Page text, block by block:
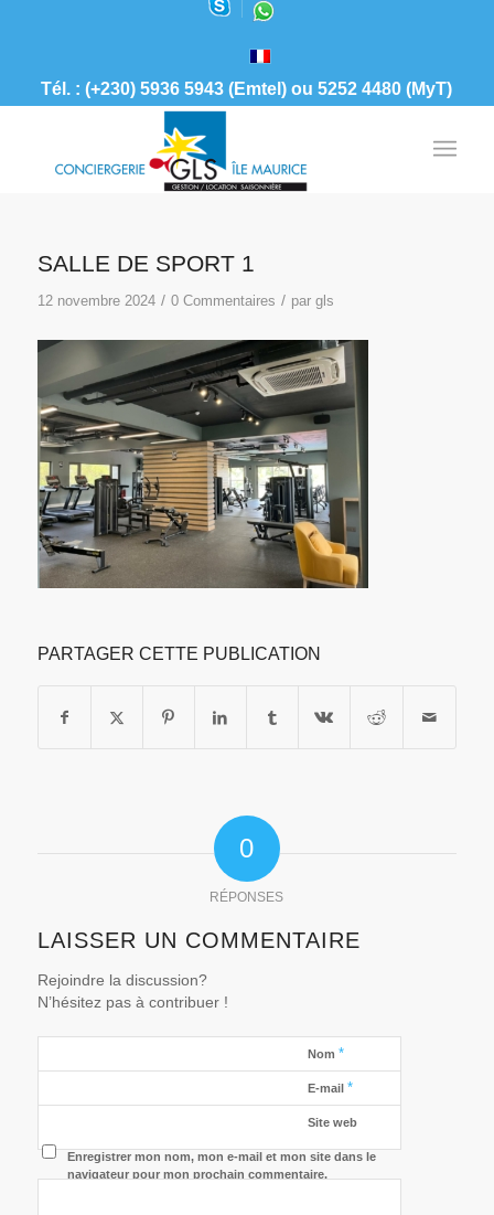
Tél. : (+230) 5936 5943 (Emtel) ou 5252 4480 (MyT)
SALLE DE SPORT 1
12 novembre 2024 / 0 Commentaires / par gls
PARTAGER CETTE PUBLICATION
0
RÉPONSES
LAISSER UN COMMENTAIRE
Rejoindre la discussion?
N’hésitez pas à contribuer !
Nom *
E-mail *
Site web
Enregistrer mon nom, mon e-mail et mon site dans le
navigateur pour mon prochain commentaire.